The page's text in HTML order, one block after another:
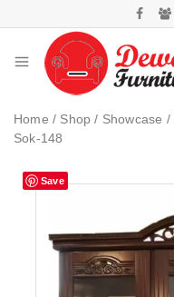
Home / Shop / Showcase /
Sok-148
Save